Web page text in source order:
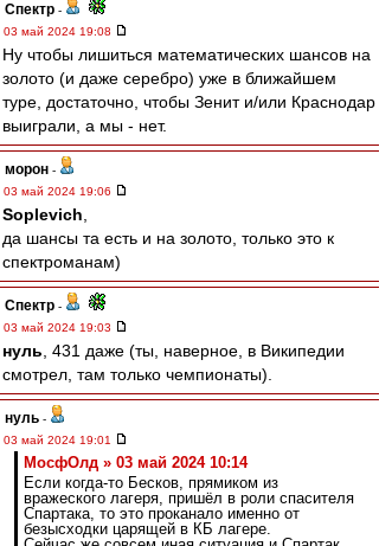
Спектр -
03 май 2024 19:08
Ну чтобы лишиться математических шансов на
золото (и даже серебро) уже в ближайшем
туре, достаточно, чтобы Зенит и/или Краснодар
выиграли, а мы - нет.
морон -
03 май 2024 19:06
Soplevich
да шансы та есть и на золото, только это к
спектроманам)
Спектр -
03 май 2024 19:03
нуль , 431 даже (ты, наверное, в Википедии
смотрел, там только чемпионаты).
нуль -
03 май 2024 19:01
МосфОлд » 03 май 2024 10:14
Если когда-то Бесков, прямиком из
вражеского лагеря, пришёл в роли спасителя
Спартака, то это проканало именно от
безысходки царящей в КБ лагере.